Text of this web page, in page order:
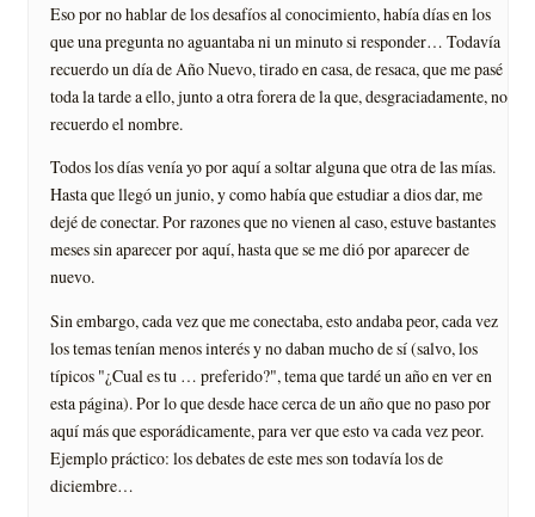
Eso por no hablar de los desafíos al conocimiento, había días en los
que una pregunta no aguantaba ni un minuto si responder… Todavía
recuerdo un día de Año Nuevo, tirado en casa, de resaca, que me pasé
toda la tarde a ello, junto a otra forera de la que, desgraciadamente, no
recuerdo el nombre.
Todos los días venía yo por aquí a soltar alguna que otra de las mías.
Hasta que llegó un junio, y como había que estudiar a dios dar, me
dejé de conectar. Por razones que no vienen al caso, estuve bastantes
meses sin aparecer por aquí, hasta que se me dió por aparecer de
nuevo.
Sin embargo, cada vez que me conectaba, esto andaba peor, cada vez
los temas tenían menos interés y no daban mucho de sí (salvo, los
típicos "¿Cual es tu … preferido?", tema que tardé un año en ver en
esta página). Por lo que desde hace cerca de un año que no paso por
aquí más que esporádicamente, para ver que esto va cada vez peor.
Ejemplo práctico: los debates de este mes son todavía los de
diciembre…